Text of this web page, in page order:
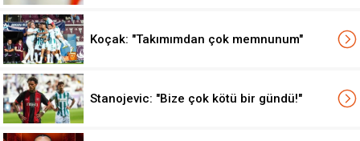
Koçak: "Takımımdan çok memnunum"
Stanojevic: "Bize çok kötü bir gündü!"